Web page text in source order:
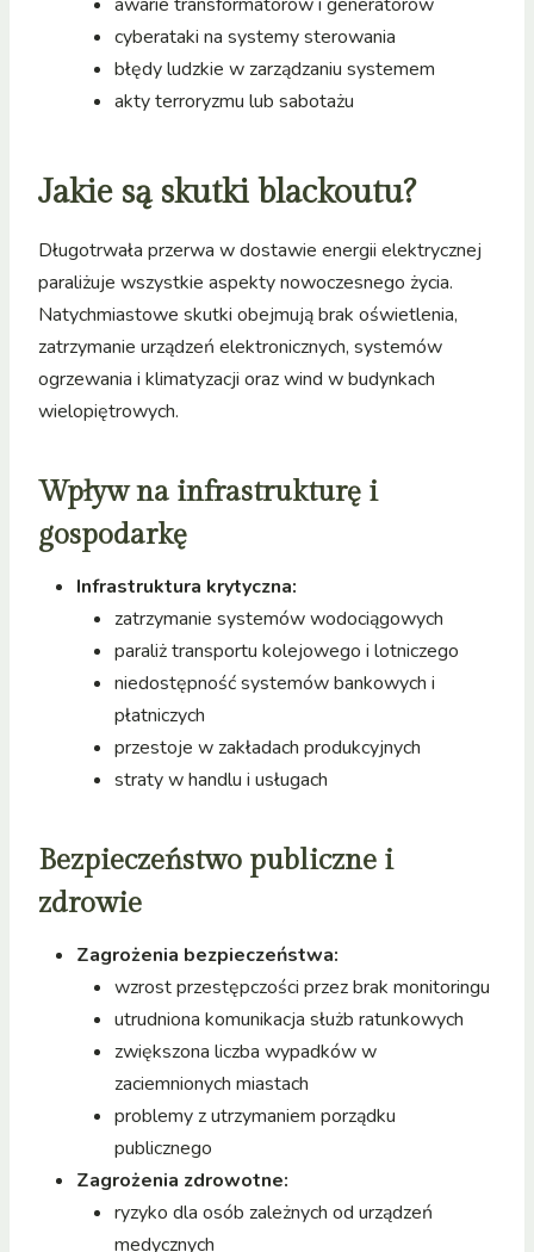
cyberataki na systemy sterowania
błędy ludzkie w zarządzaniu systemem
akty terroryzmu lub sabotażu
Jakie są skutki blackoutu?
Długotrwała przerwa w dostawie energii elektrycznej
paraliżuje wszystkie aspekty nowoczesnego życia.
Natychmiastowe skutki obejmują brak oświetlenia,
zatrzymanie urządzeń elektronicznych, systemów
ogrzewania i klimatyzacji oraz wind w budynkach
wielopiętrowych.
Wpływ na infrastrukturę i
gospodarkę
Infrastruktura krytyczna:
zatrzymanie systemów wodociągowych
paraliż transportu kolejowego i lotniczego
niedostępność systemów bankowych i
płatniczych
przestoje w zakładach produkcyjnych
straty w handlu i usługach
Bezpieczeństwo publiczne i
zdrowie
Zagrożenia bezpieczeństwa:
wzrost przestępczości przez brak monitoringu
utrudniona komunikacja służb ratunkowych
zwiększona liczba wypadków w
zaciemnionych miastach
problemy z utrzymaniem porządku
publicznego
Zagrożenia zdrowotne:
ryzyko dla osób zależnych od urządzeń
medycznych